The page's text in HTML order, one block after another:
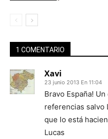
1 COMENTARIO
Xavi
23 junio 2013 En 11:04
Bravo España!
referencias salvo
que lo está
Lucas